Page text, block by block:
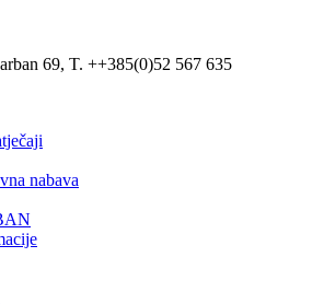
69, T. ++385(0)52 567 635
nabava